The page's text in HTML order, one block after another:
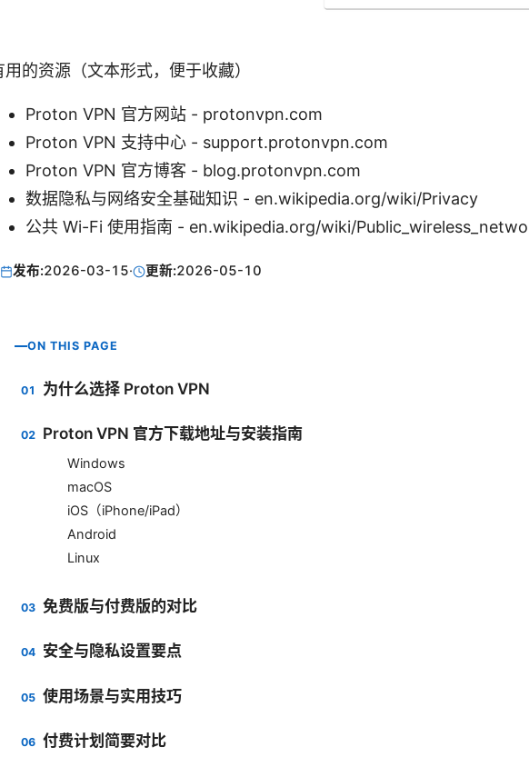
用的资源（文本形式，便于收藏）
Proton VPN 官方网站 - protonvpn.com
Proton VPN 支持中心 - support.protonvpn.com
Proton VPN 官方博客 - blog.protonvpn.com
数据隐私与网络安全基础知识 - en.wikipedia.org/wiki/Privacy
公共 Wi-Fi 使用指南 - en.wikipedia.org/wiki/
发布:2026-03-15· 更新:2026-05-10
ON THIS PAGE
为什么选择 Proton VPN
Proton VPN 官方下载地址与安装指南
Windows
macOS
iOS（iPhone/iPad）
Android
Linux
免费版与付费版的对比
安全与隐私设置要点
使用场景与实用技巧
付费计划简要对比